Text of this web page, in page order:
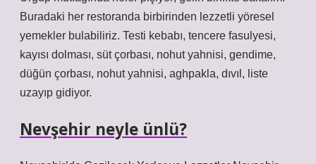
Buradaki her restoranda birbirinden lezzetli yöresel
yemekler bulabiliriz. Testi kebabı, tencere fasulyesi,
kayısı dolması, süt çorbası, nohut yahnisi, gendime,
düğün çorbası, nohut yahnisi, aghpakla, dıvıl, liste
uzayıp gidiyor.
Nevşehir neyle ünlü?